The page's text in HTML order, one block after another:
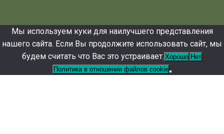
Мы используем куки для наилучшего представления
нашего сайта. Если Вы продолжите использовать сайт, мы
будем считать что Вас это устраивает. Хорошо Нет
Политика в отношении файлов cookie